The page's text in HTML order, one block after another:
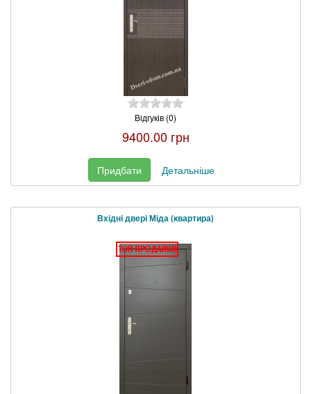
Відгуків (0)
9400.00 грн
Придбати Детальніше
Вхідні двері Міда (квартира)